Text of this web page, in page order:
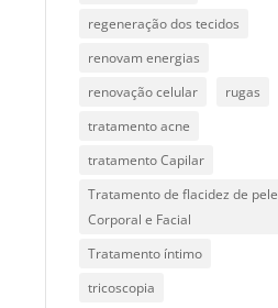
regeneração dos tecidos
renovam energias
renovação celular
rugas
tratamento acne
tratamento Capilar
Tratamento de flacidez de pele
Corporal e Facial
Tratamento íntimo
tricoscopia